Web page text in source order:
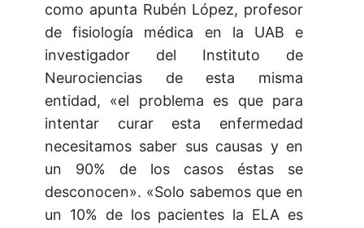
como apunta Rubén López, profesor
de fisiología médica en la UAB e
investigador del Instituto de
Neurociencias de esta misma
entidad, «el problema es que para
intentar curar esta enfermedad
necesitamos saber sus causas y en
un 90% de los casos éstas se
desconocen». «Solo sabemos que en
un 10% de los pacientes la ELA es